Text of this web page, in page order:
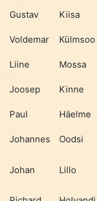
Gustav Kiisa
Voldemar Külmsoo
Liine Mossa
Joosep Kinne
Paul Häelme
Johannes Oodsi
Johan Lillo